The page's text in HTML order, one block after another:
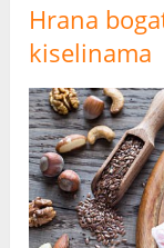
Hrana
kiselinama